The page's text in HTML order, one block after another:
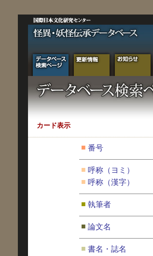
カード表示
■ 番号
■ 呼称（ヨミ）
■ 呼称（漢字）
■ 執筆者
■ 論文名
■ 書名・誌名